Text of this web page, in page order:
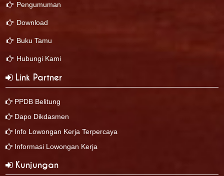
Pengumuman
Download
Buku Tamu
Hubungi Kami
Link Partner
PPDB Belitung
Dapo Dikdasmen
Info Lowongan Kerja Terpercaya
Informasi Lowongan Kerja
Kunjungan